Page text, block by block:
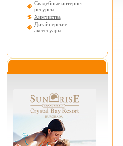
Свадебные интернет-
ресурсы
Химчистка
Дизайнерские
аксессуары